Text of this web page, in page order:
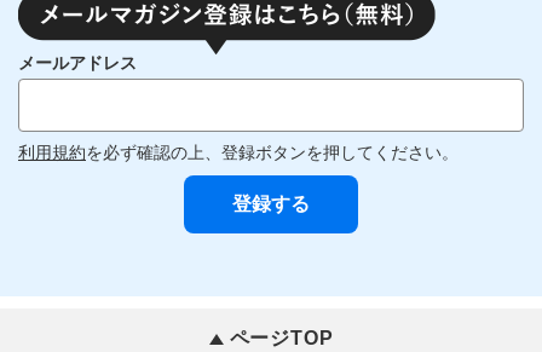
メールアドレス
利用規約を必ず確認の上、登録ボタンを押してください。
ページTOP